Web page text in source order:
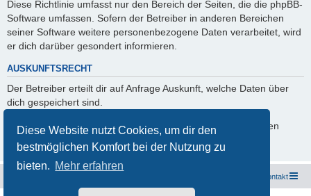
Diese Website nutzt Cookies, um dir den
bestmöglichen Komfort bei der Nutzung zu
bieten. Mehr erfahren
Diese Richtlinie umfasst nur den Bereich der Seiten, die die phpBB-
Software umfassen. Sofern der Betreiber in anderen Bereichen
seiner Software weitere personenbezogene Daten verarbeitet, wird
er dich darüber gesondert informieren.
AUSKUNFTSRECHT
Der Betreiber erteilt dir auf Anfrage Auskunft, welche Daten über
dich gespeichert sind.
Du kannst jederzeit die Löschung bzw. Sperrung deiner Daten
verlangen. Kontaktiere hierzu bitte den Betreiber.
Kontakt